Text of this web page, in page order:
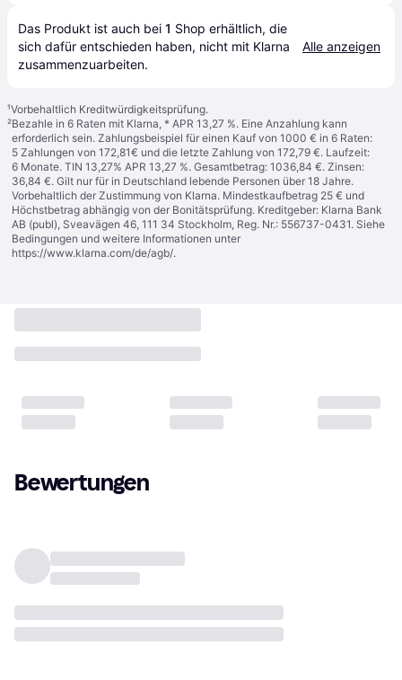
Das Produkt ist auch bei 1 Shop erhältlich, die
sich dafür entschieden haben, nicht mit Klarna
zusammenzuarbeiten.
Alle anzeigen
¹Vorbehaltlich Kreditwürdigkeitsprüfung.
²Bezahle in 6 Raten mit Klarna, * APR 13,27 %. Eine Anzahlung kann
erforderlich sein. Zahlungsbeispiel für einen Kauf von 1000 € in 6 Raten:
5 Zahlungen von 172,81€ und die letzte Zahlung von 172,79 €. Laufzeit:
6 Monate. TIN 13,27% APR 13,27 %. Gesamtbetrag: 1036,84 €. Zinsen:
36,84 €. Gilt nur für in Deutschland lebende Personen über 18 Jahre.
Vorbehaltlich der Zustimmung von Klarna. Mindestkaufbetrag 25 € und
Höchstbetrag abhängig von der Bonitätsprüfung. Kreditgeber: Klarna Bank
AB (publ), Sveavägen 46, 111 34 Stockholm, Reg. Nr.: 556737-0431. Siehe
Bedingungen und weitere Informationen unter
https://www.klarna.com/de/agb/.
Bewertungen